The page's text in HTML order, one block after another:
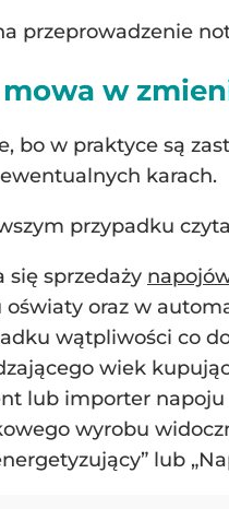
przeprowadzenie
w
bo w praktyce są
karach.
przypadku
się sprzedaży
oświaty oraz w
wątpliwości co
wiek
lub importer
wyrobu
lub